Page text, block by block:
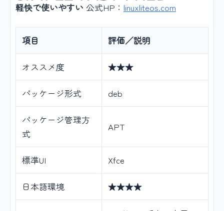
軽快で使いやすい 公式HP： linuxliteos.com
項目 評価／説明
オススメ度 ★★★
パッケージ形式 deb
パッケージ管理方
式
APT
標準UI Xfce
日本語環境 ★★★★